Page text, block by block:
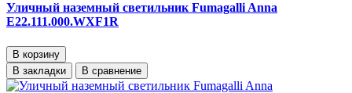
Уличный наземный светильник Fumagalli Anna
E22.111.000.WXF1R
В корзину
В закладки
В сравнение